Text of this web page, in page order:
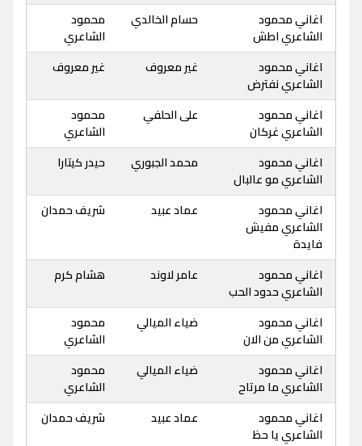
اغاني محمود
الشاعري اطش
حسام الخالدي
محمود
الشاعري
اغاني محمود
الشاعري نفترض
غير معروف غير معروف
اغاني محمود
الشاعري غركان
على الحلفي
محمود
الشاعري
اغاني محمود
الشاعري مو عالبال
محمد الجبوري حيدر كيتارا
اغاني محمود
الشاعري مفيش
فايدة
عماد عبيد شريف حمدان
اغاني محمود
الشاعري حدود الحب
عامر لاوند هشام كرم
اغاني محمود
الشاعري من الان
ضياء الميالي
محمود
الشاعري
اغاني محمود
الشاعري ما مرتاح
ضياء الميالي
محمود
الشاعري
اغاني محمود
الشاعري يا حظ
عماد عبيد شريف حمدان